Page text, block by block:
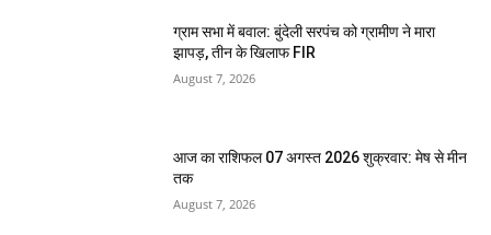
ग्राम सभा में बवाल: बुंदेली सरपंच को ग्रामीण ने मारा
झापड़, तीन के खिलाफ FIR
August 7, 2026
आज का राशिफल 07 अगस्त 2026 शुक्रवार: मेष से मीन
तक
August 7, 2026